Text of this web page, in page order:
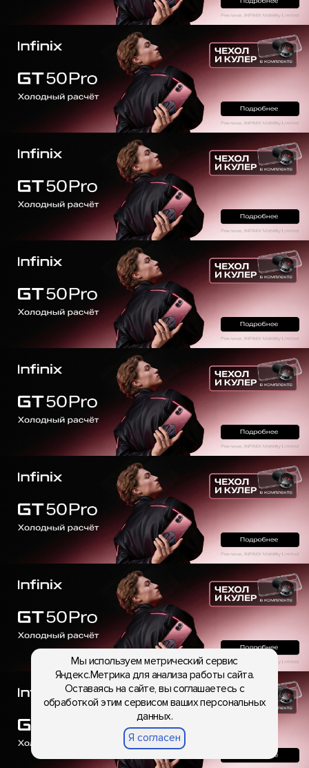
Мы используем метрический сервис
Яндекс.Метрика для анализа работы сайта.
Оставаясь на сайте, вы соглашаетесь с
обработкой этим сервисом ваших персональных
данных.
Я согласен